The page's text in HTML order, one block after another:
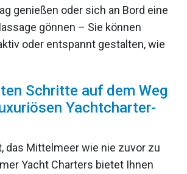
genießen oder sich an Bord eine
gönnen – Sie können
oder entspannt gestalten, wie
Schritte auf dem Weg
Yachtcharter-
das Mittelmeer wie nie zuvor zu
Yacht Charters bietet Ihnen